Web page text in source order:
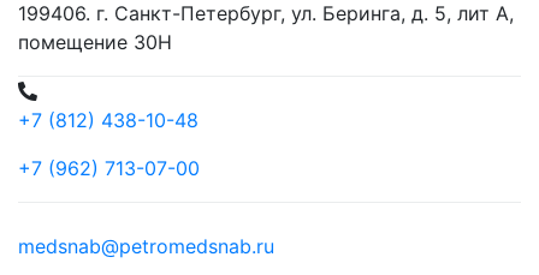
199406. г. Санкт-Петербург, ул. Беринга, д. 5, лит А,
помещение 30Н
+7 (812) 438-10-48
+7 (962) 713-07-00
medsnab@petromedsnab.ru